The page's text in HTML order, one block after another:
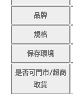
品牌
規格
保存環境
是否可門市/超商
取貨